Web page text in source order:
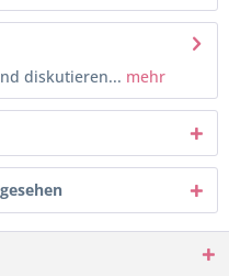
diskutieren... mehr